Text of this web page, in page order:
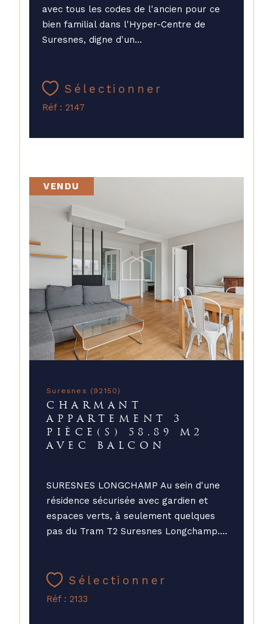
avec tous les codes de l'ancien pour ce
bien familial dans l'Hyper-Centre de
Suresnes, digne d'un...
Sélectionner
Réf : 2147
Suresnes (92150)
CHARMANT
APPARTEMENT 3
PIÈCE(S) 58.89 M2
AVEC BALCON
SURESNES LONGCHAMP Au sein d'une
résidence sécurisée avec gardien et
espaces verts, à seulement quelques
pas du Tram T2 Suresnes Longchamp....
Sélectionner
Réf : 2133
VENDU